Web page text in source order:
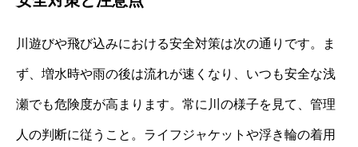
川遊びや飛び込みにおける安全対策は次の通りです。ま
ず、増水時や雨の後は流れが速くなり、いつも安全な浅
瀬でも危険度が高まります。常に川の様子を見て、管理
人の判断に従うこと。ライフジャケットや浮き輪の着用